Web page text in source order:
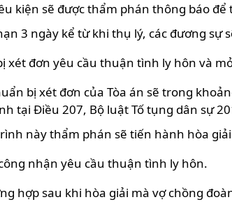
kiện sẽ được thẩm phán thông báo
3 ngày kể từ khi thụ lý, các đương
xét đơn yêu cầu thuận tình ly hôn và
bị xét đơn của Tòa án sẽ trong
tại Điều 207, Bộ luật Tố tụng dân sự
này thẩm phán sẽ tiến hành hòa
nhận yêu cầu thuận tình ly hôn.
hợp sau khi hòa giải mà vợ chồng